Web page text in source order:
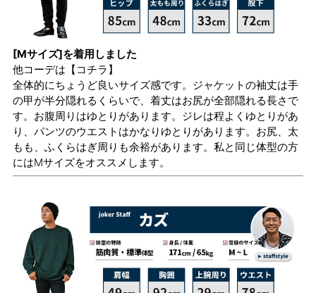
[Mサイズ]を着用しました
他コーデは 【コチラ】
全体的にちょうど良いサイズ感です。ジャケットの袖丈は手
の甲が半分隠れるくらいで、着丈はお尻が全部隠れる長さで
す。お腹周りはゆとりがあります。ジレは程よくゆとりがあ
り、パンツのウエストはかなりゆとりがあります。お尻、太
もも、ふくらはぎ周りも余裕があります。私と同じ体型の方
にはMサイズをオススメします。